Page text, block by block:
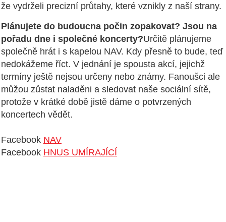
že vydrželi precizní průtahy, které vznikly z naší strany.
Plánujete do budoucna počin zopakovat? Jsou na
pořadu dne i společné koncerty?Určitě plánujeme
společně hrát i s kapelou NAV. Kdy přesně to bude, teď
nedokážeme říct. V jednání je spousta akcí, jejichž
termíny ještě nejsou určeny nebo známy. Fanoušci ale
můžou zůstat naladěni a sledovat naše sociální sítě,
protože v krátké době jistě dáme o potvrzených
koncertech vědět.
Facebook NAV
Facebook HNUS UMÍRAJÍCÍ